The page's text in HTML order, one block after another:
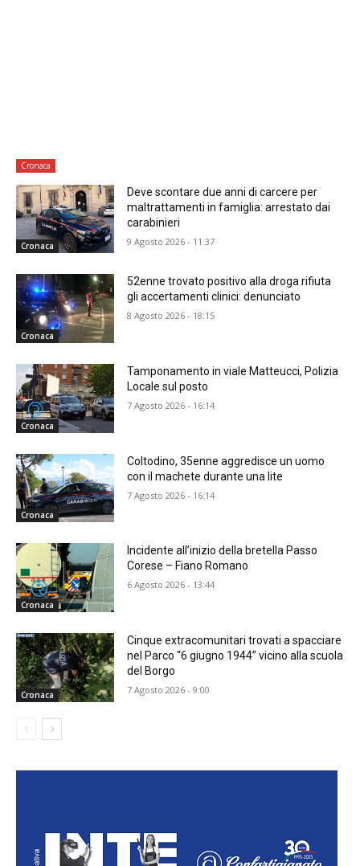
Cronaca
Cronaca
Deve scontare due anni di carcere per
maltrattamenti in famiglia: arrestato dai
carabinieri
9 Agosto 2026 - 11:37
Cronaca
52enne trovato positivo alla droga rifiuta
gli accertamenti clinici: denunciato
8 Agosto 2026 - 18:15
Cronaca
Tamponamento in viale Matteucci, Polizia
Locale sul posto
7 Agosto 2026 - 16:14
Cronaca
Coltodino, 35enne aggredisce un uomo
con il machete durante una lite
7 Agosto 2026 - 16:14
Cronaca
Incidente all’inizio della bretella Passo
Corese – Fiano Romano
6 Agosto 2026 - 13:44
Cronaca
Cinque extracomunitari trovati a spacciare
nel Parco “6 giugno 1944” vicino alla scuola
del Borgo
7 Agosto 2026 - 9:00